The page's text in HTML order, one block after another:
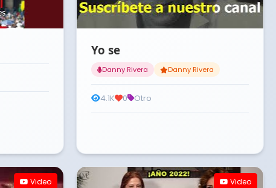
Yo se
Danny Rivera Danny Rivera
4.1K 0 Otro
Video Video